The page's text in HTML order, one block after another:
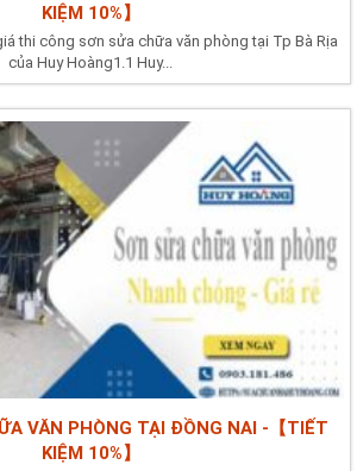
KIỆM 10%】
thi công sơn sửa chữa văn phòng tại Tp Bà Rịa
của Huy Hoàng1.1 Huy...
VĂN PHÒNG TẠI ĐỒNG NAI -【TIẾT
KIỆM 10%】